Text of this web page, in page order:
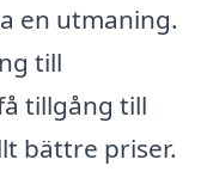
en utmaning.
till
tillgång till
bättre priser.